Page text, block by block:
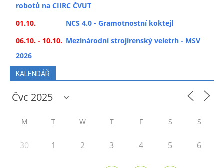
robotů na CIIRC ČVUT
01.10.
NCS 4.0 - Gramotnostní koktejl
06.10. - 10.10. Mezinárodní strojírenský veletrh - MSV
2026
KALENDÁŘ
M T W T F S S
30 1 2 3 4 5 6